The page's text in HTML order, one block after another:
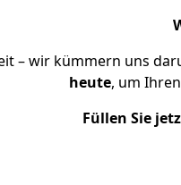
– wir kümmern uns
heute, um
Füllen Sie